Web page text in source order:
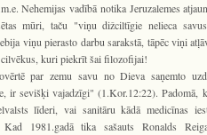
Nehemijas vadībā notika Jeruzalemes
mūri, taču "viņu dižciltīgie nelieca
viņu pierasto darbu sarakstā, tāpēc viņi
kuri piekrīt šai filozofijai!
par zemu savu no Dieva saņemto
ir sevišķi vajadzīgi" (1.Kor.12:22). Padomā,
līderi, vai sanitāru kādā medicīnas
Kad 1981.gadā tika sašauts Ronalds